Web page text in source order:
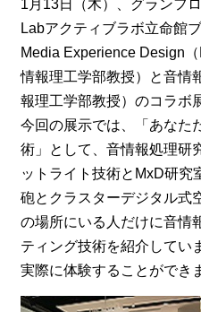
1月13日（木）、グランフ
Labアクティブラボ立命館
Media Experience Design
情報理工学部教授）と音情
報理工学部教授）のコラボ
今回の展示では、「あなた
術」として、音情報処理研
ットライト技術とMxD研究
砲とクラスターデジタル式
の場所にいる人だけに音情
ティング技術を紹介してい
実際に体験することができ